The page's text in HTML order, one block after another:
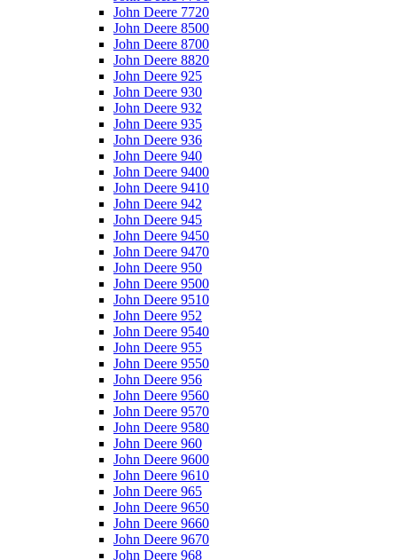
John Deere 7720
John Deere 8500
John Deere 8700
John Deere 8820
John Deere 925
John Deere 930
John Deere 932
John Deere 935
John Deere 936
John Deere 940
John Deere 9400
John Deere 9410
John Deere 942
John Deere 945
John Deere 9450
John Deere 9470
John Deere 950
John Deere 9500
John Deere 9510
John Deere 952
John Deere 9540
John Deere 955
John Deere 9550
John Deere 956
John Deere 9560
John Deere 9570
John Deere 9580
John Deere 960
John Deere 9600
John Deere 9610
John Deere 965
John Deere 9650
John Deere 9660
John Deere 9670
John Deere 968